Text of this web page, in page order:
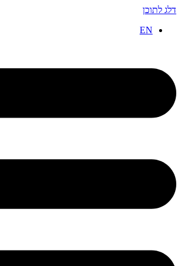
דלג לתוכן
EN